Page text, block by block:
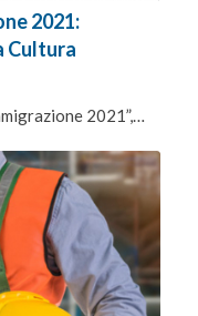
2021:
Cultura
2021”,…